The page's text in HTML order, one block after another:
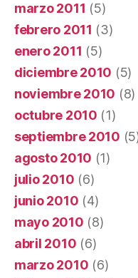
marzo 2011 (5)
febrero 2011 (3)
enero 2011 (5)
diciembre 2010 (5)
noviembre 2010 (8)
octubre 2010 (1)
septiembre 2010
agosto 2010 (1)
julio 2010 (6)
junio 2010 (4)
mayo 2010 (8)
abril 2010 (6)
marzo 2010 (6)